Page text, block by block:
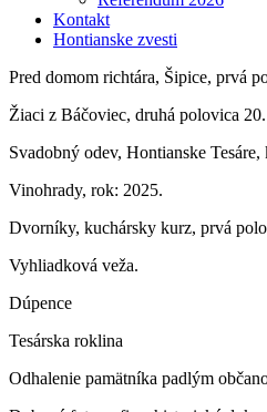
Kontakt
Hontianske zvesti
Pred domom richtára, Šipice, prvá
Žiaci z Báčoviec, druhá polovica
Svadobný odev, Hontianske
Vinohrady, rok: 2025.
Dvorníky, kuchársky kurz, prvá
Vyhliadková veža.
Dúpence
Tesárska roklina
Odhalenie pamätníka padlým